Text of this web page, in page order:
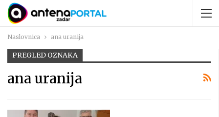
Naslovnica ana uranija
PREGLED OZNAKA
ana uranija